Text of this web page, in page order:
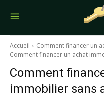
Accueil
Comment financer un
Comment financer un achat
Comment
immobilier sans